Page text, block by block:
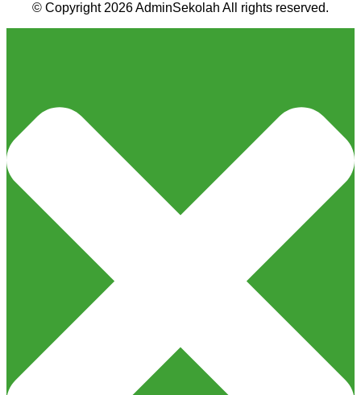
© Copyright 2026 AdminSekolah All rights reserved.